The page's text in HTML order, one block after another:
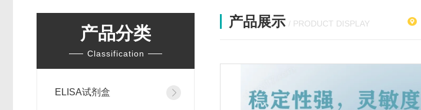
产品分类
Classification
ELISA试剂盒
产品展示 / PRODUCT DISPLAY